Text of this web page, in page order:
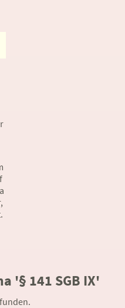
'§ 141 SGB IX'